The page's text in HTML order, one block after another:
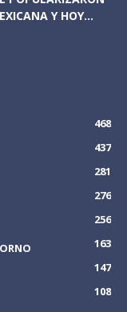
Y HOY...
468
437
281
276
256
163
147
108